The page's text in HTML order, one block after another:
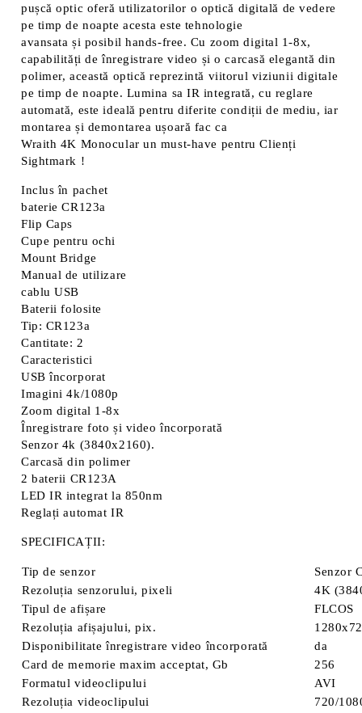
pușcă optic oferă utilizatorilor o optică digitală de vedere
pe timp de noapte acesta este tehnologie
avansata și posibil hands-free. Cu zoom digital 1-8x,
capabilitățide înregistrare video și o carcasă elegantă din
polimer, această optică reprezintă viitorul viziunii digitale
pe timp de noapte. Lumina sa IR integrată, cu reglare
automată, este ideală pentru diferite condiții de mediu, iar
montarea și demontarea ușoară fac ca
Wraith 4K Monocular un must-have pentru Clienți
Sightmark !
Inclus în pachet
baterie CR123a
Flip Caps
Cupe pentru ochi
Mount Bridge
Manual de utilizare
cablu USB
Baterii folosite
Tip: CR123a
Cantitate: 2
Caracteristici
USB încorporat
Imagini 4k/1080p
Zoom digital 1-8x
Înregistrare foto și video încorporată
Senzor 4k (3840x2160).
Carcasă din polimer
2 baterii CR123A
LED IR integrat la 850nm
Reglați automat IR
SPECIFICAȚII:
Tip de senzor
Senzor
Rezoluția senzorului, pixeli
4K
Tipul de afișare
FLCOS
Rezoluția afișajului, pix.
Disponibilitate înregistrare video încorporată
da
Card de memorie maxim acceptat, Gb
256
Formatul videoclipului
AVI
Rezoluția videoclipului
720/